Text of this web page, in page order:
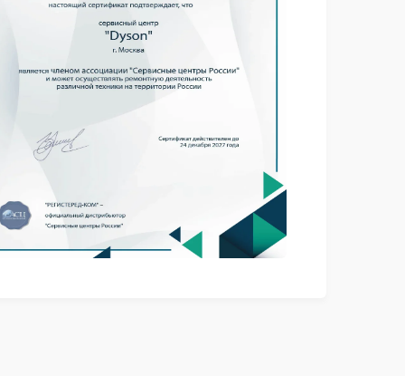
1000 ₽ Подробнее →
1300 ₽ Подробнее →